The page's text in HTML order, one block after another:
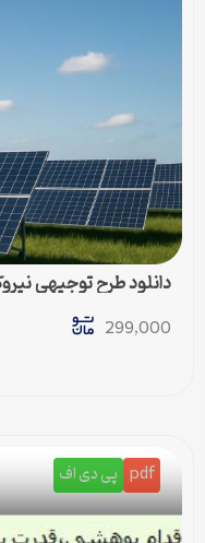
دانلود طرح توجیهی نیروگاه خورشیدی
299,000
pdf پی دی اف